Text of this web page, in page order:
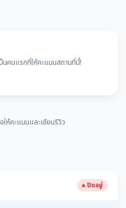
นคนแรกที่ให้คะแนนสถานที่นี้!
ให้คะแนนและเขียนรีวิว
ปิดอยู่